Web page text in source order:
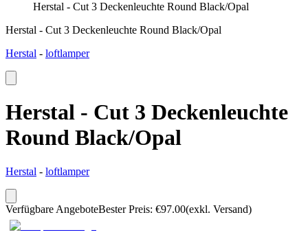
Herstal - Cut 3 Deckenleuchte Round Black/Opal
Herstal - Cut 3 Deckenleuchte Round Black/Opal
Herstal - loftlamper
Herstal - Cut 3 Deckenleuchte
Round Black/Opal
Herstal - loftlamper
Verfügbare AngeboteBester Preis: €97.00(exkl. Versand)